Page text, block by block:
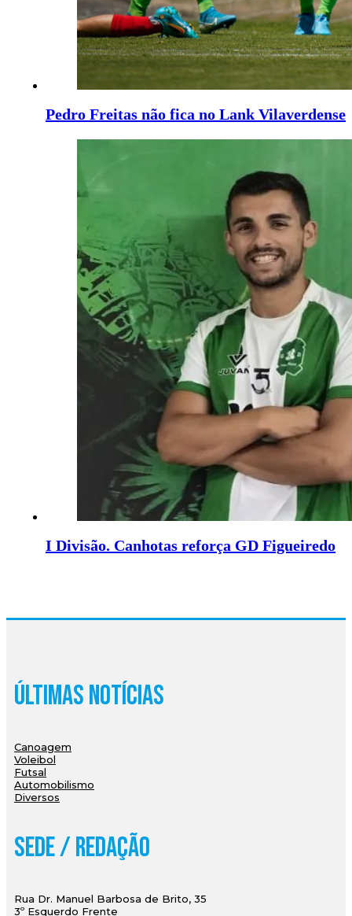
Pedro Freitas não fica no Lank Vilaverdense
I Divisão. Canhotas reforça GD Figueiredo
Últimas Notícias
Canoagem
Voleibol
Futsal
Automobilismo
Diversos
Sede / Redação
Rua Dr. Manuel Barbosa de Brito, 35
3º Esquerdo Frente